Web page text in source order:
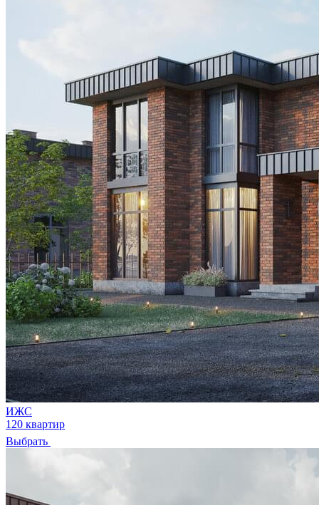
ИЖС
120 квартир
Выбрать